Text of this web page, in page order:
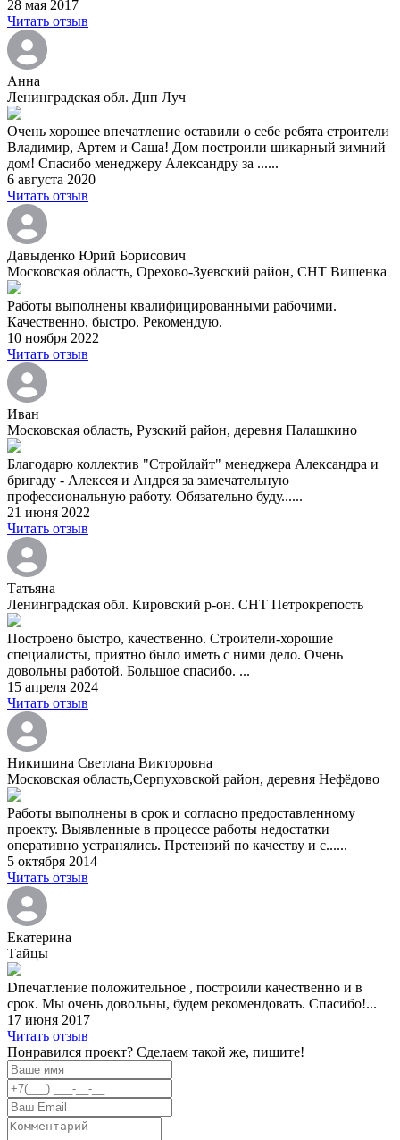
28 мая 2017
Читать отзыв
Анна
Ленинградская обл. Днп Луч
Очень хорошее впечатление оставили о себе ребята строители
Владимир, Артем и Саша! Дом построили шикарный зимний
дом! Спасибо менеджеру Александру за ......
6 августа 2020
Читать отзыв
Давыденко Юрий Борисович
Московская область, Орехово-Зуевский район, СНТ Вишенка
Работы выполнены квалифицированными рабочими.
Качественно, быстро. Рекомендую.
10 ноября 2022
Читать отзыв
Иван
Московская область, Рузский район, деревня Палашкино
Благодарю коллектив "Стройлайт" менеджера Александра и
бригаду - Алексея и Андрея за замечательную
профессиональную работу. Обязательно буду......
21 июня 2022
Читать отзыв
Татьяна
Ленинградская обл. Кировский р-он. СНТ Петрокрепость
Построено быстро, качественно. Строители-хорошие
специалисты, приятно было иметь с ними дело. Очень
довольны работой. Большое спасибо. ...
15 апреля 2024
Читать отзыв
Никишина Светлана Викторовна
Московская область,Серпуховской район, деревня Нефёдово
Работы выполнены в срок и согласно предоставленному
проекту. Выявленные в процессе работы недостатки
оперативно устранялись. Претензий по качеству и с......
5 октября 2014
Читать отзыв
Екатерина
Тайцы
Dпечатление положительное , построили качественно и в
срок. Мы очень довольны, будем рекомендовать. Спасибо!...
17 июня 2017
Читать отзыв
Понравился проект? Сделаем такой же, пишите!